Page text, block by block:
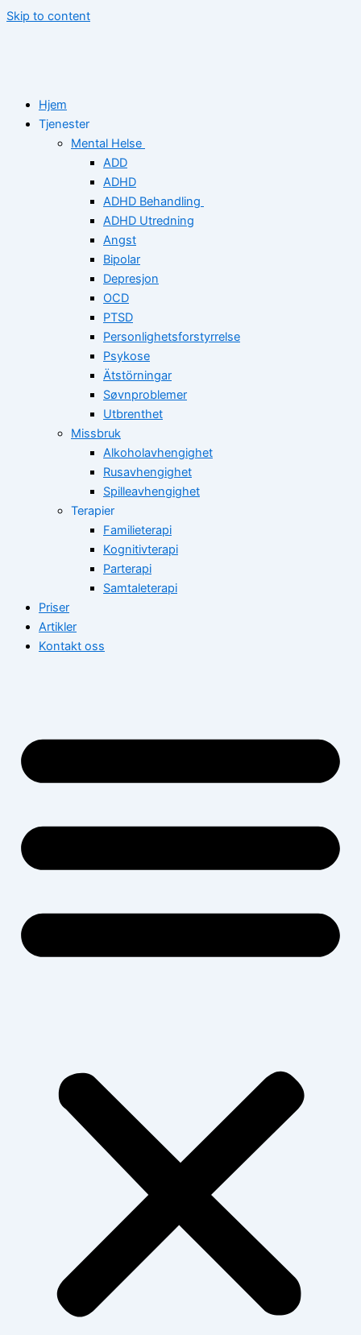
Skip to content
Hjem
Tjenester
Mental Helse
ADD
ADHD
ADHD Behandling
ADHD Utredning
Angst
Bipolar
Depresjon
OCD
PTSD
Personlighetsforstyrrelse
Psykose
Ätstörningar
Søvnproblemer
Utbrenthet
Missbruk
Alkoholavhengighet
Rusavhengighet
Spilleavhengighet
Terapier
Familieterapi
Kognitivterapi
Parterapi
Samtaleterapi
Priser
Artikler
Kontakt oss